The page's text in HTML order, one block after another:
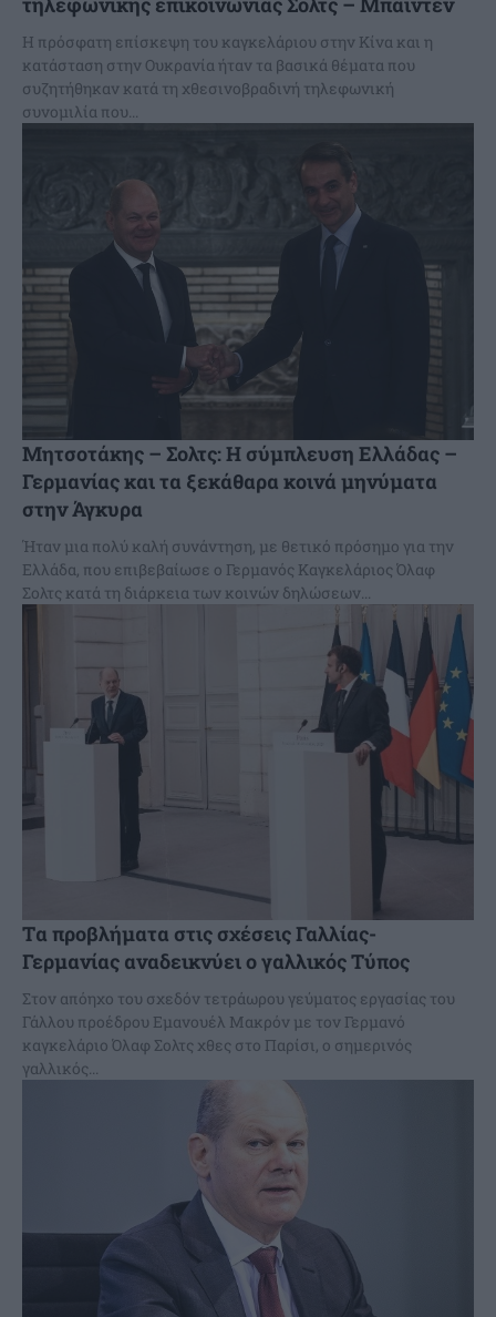
Η πρόσφατη επίσκεψη του καγκελάριου στην Κίνα και η
κατάσταση στην Ουκρανία ήταν τα βασικά θέματα που
συζητήθηκαν κατά τη χθεσινοβραδινή τηλεφωνική
συνομιλία που...
Μητσοτάκης – Σολτς: Η σύμπλευση Ελλάδας –
Γερμανίας και τα ξεκάθαρα κοινά μηνύματα
στην Άγκυρα
Ήταν μια πολύ καλή συνάντηση, με θετικό πρόσημο για την
Ελλάδα, που επιβεβαίωσε ο Γερμανός Καγκελάριος Όλαφ
Σολτς κατά τη διάρκεια των κοινών δηλώσεων...
Tα προβλήματα στις σχέσεις Γαλλίας-
Γερμανίας αναδεικνύει ο γαλλικός Tύπος
Στον απόηχο του σχεδόν τετράωρου γεύματος εργασίας του
Γάλλου προέδρου Εμανουέλ Μακρόν με τον Γερμανό
καγκελάριο Όλαφ Σολτς χθες στο Παρίσι, ο σημερινός
γαλλικός...